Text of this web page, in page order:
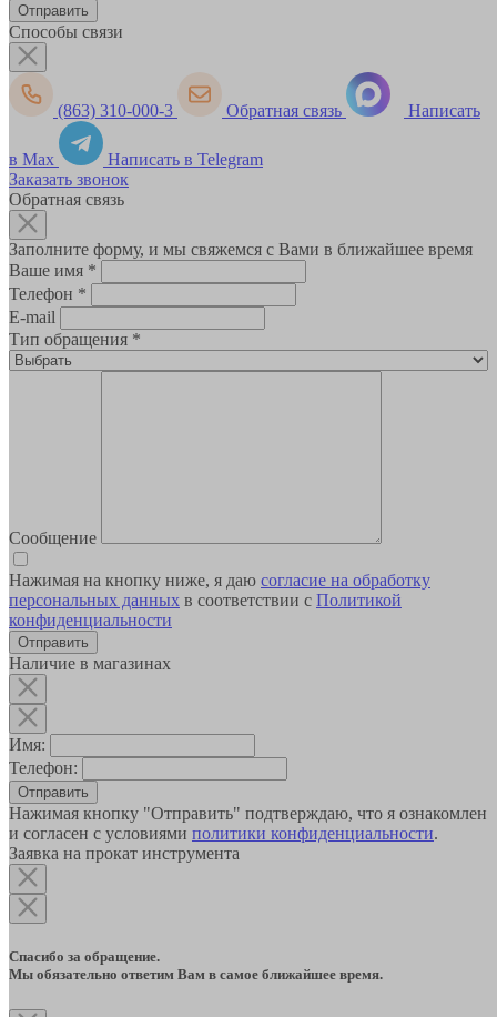
Способы связи
(863) 310-000-3 Обратная связь Написать
в Max
Написать в Telegram
Заказать звонок
Обратная связь
Заполните форму, и мы свяжемся с Вами в ближайшее время
Ваше имя *
Телефон *
E-mail
Тип обращения *
Сообщение
Нажимая на кнопку ниже, я даю согласие на обработку
персональных данных в соответствии с Политикой
конфиденциальности
Наличие в магазинах
Имя:
Телефон:
Отправить
Нажимая кнопку "Отправить" подтверждаю, что я ознакомлен
и согласен с условиями политики конфиденциальности.
Заявка на прокат инструмента
Спасибо за обращение.
Мы обязательно ответим Вам в самое ближайшее время.